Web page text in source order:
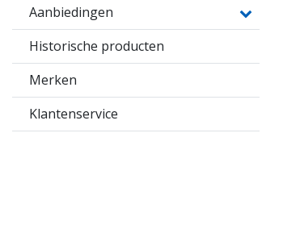
Aanbiedingen
Historische producten
Merken
Klantenservice